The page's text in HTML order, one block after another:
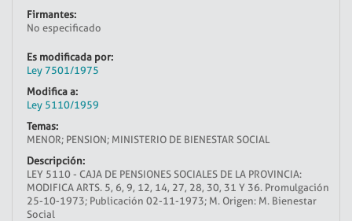
Firmantes:
No especificado
Es modificada por:
Ley 7501/1975
Modifica a:
Ley 5110/1959
Temas:
MENOR; PENSION; MINISTERIO DE BIENESTAR SOCIAL
Descripción:
LEY 5110 - CAJA DE PENSIONES SOCIALES DE LA PROVINCIA:
MODIFICA ARTS. 5, 6, 9, 12, 14, 27, 28, 30, 31 Y 36. Promulgación
25-10-1973; Publicación 02-11-1973; M. Origen: M. Bienestar
Social